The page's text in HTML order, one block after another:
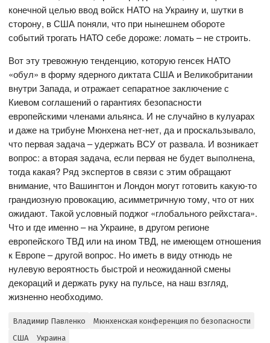
конечной целью ввод войск НАТО на Украину и, шутки в
сторону, в США поняли, что при нынешнем обороте
событий трогать НАТО себе дороже: ломать – не строить.
Вот эту тревожную тенденцию, которую генсек НАТО
«обул» в форму ядерного диктата США и Великобритании
внутри Запада, и отражает сепаратное заключение с
Киевом соглашений о гарантиях безопасности
европейскими членами альянса. И не случайно в кулуарах
и даже на трибуне Мюнхена нет-нет, да и проскальзывало,
что первая задача – удержать ВСУ от развала. И возникает
вопрос: а вторая задача, если первая не будет выполнена,
тогда какая? Ряд экспертов в связи с этим обращают
внимание, что Вашингтон и Лондон могут готовить какую-то
грандиозную провокацию, асимметричную тому, что от них
ожидают. Такой условный поджог «глобального рейхстага».
Что и где именно – на Украине, в другом регионе
европейского ТВД или на ином ТВД, не имеющем отношения
к Европе – другой вопрос. Но иметь в виду отнюдь не
нулевую вероятность быстрой и неожиданной смены
декораций и держать руку на пульсе, на наш взгляд,
жизненно необходимо.
Владимир Павленко
Мюнхенская конференция по безопасности
США
Украина